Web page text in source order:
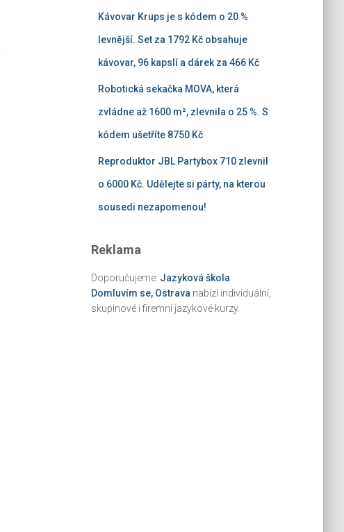
Kávovar Krups je s kódem o 20 %
levnější. Set za 1792 Kč obsahuje
kávovar, 96 kapslí a dárek za 466 Kč
Robotická sekačka MOVA, která
zvládne až 1600 m², zlevnila o 25 %. S
kódem ušetříte 8750 Kč
Reproduktor JBL Partybox 710 zlevnil
o 6000 Kč. Udělejte si párty, na kterou
sousedi nezapomenou!
Reklama
Doporučujeme: Jazyková škola
Domluvím se, Ostrava nabízí individuální,
skupinové i firemní jazykové kurzy.